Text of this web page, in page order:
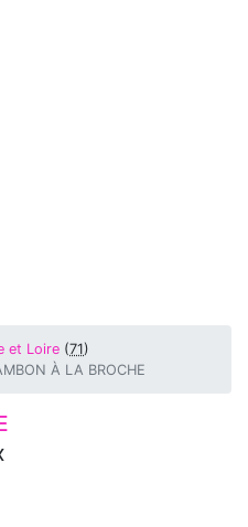
et Loire (71)
À LA BROCHE